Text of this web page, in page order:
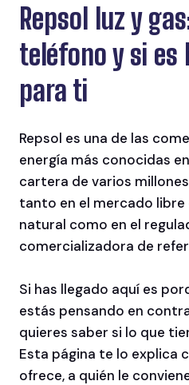
Repsol luz y
teléfono y si es
para ti
Repsol es una de las
energía más conocidas
cartera de varios
tanto en el mercado
natural como en el
comercializadora de
Si has llegado aquí es
estás pensando en
quieres saber si lo que
Esta página te lo explica
ofrece, a quién le